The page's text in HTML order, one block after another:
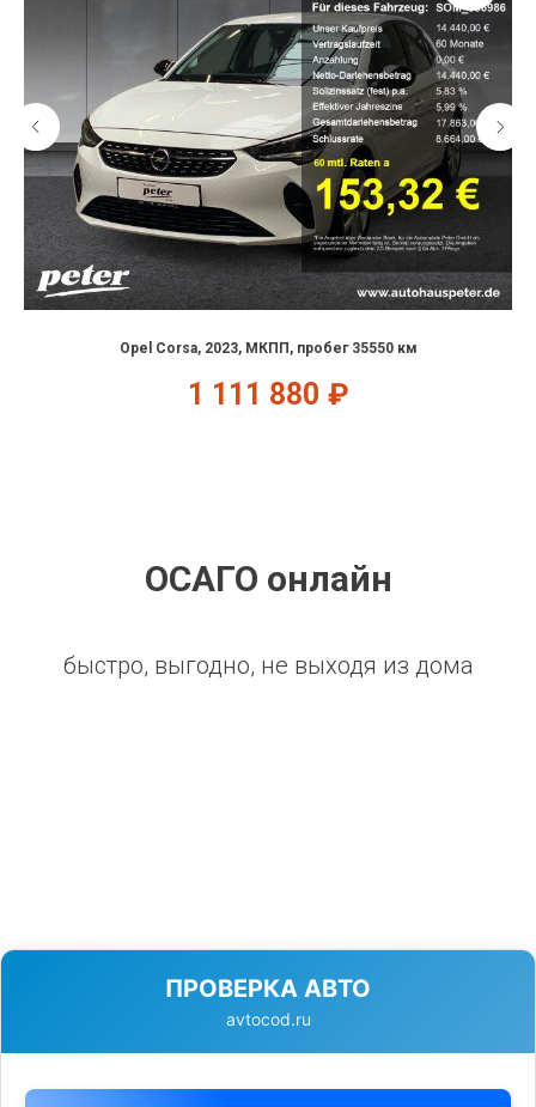
Opel Corsa, 2023, МКПП, пробег 35550 км
1 111 880 ₽
ОСАГО онлайн
быстро, выгодно, не выходя из дома
ПРОВЕРКА АВТО
avtocod.ru